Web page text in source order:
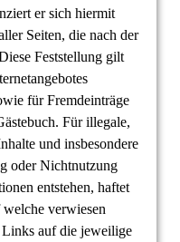
er sich hiermit
Seiten, die nach der
Feststellung gilt
für Fremdeinträge
Für illegale,
und insbesondere
oder Nichtnutzung
entstehen, haftet
verwiesen
auf die jeweilige